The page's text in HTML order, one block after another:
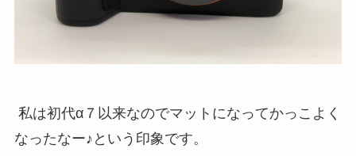
私は初代α７以来なのでマットになってかっこよく
なったなー♪という印象です。